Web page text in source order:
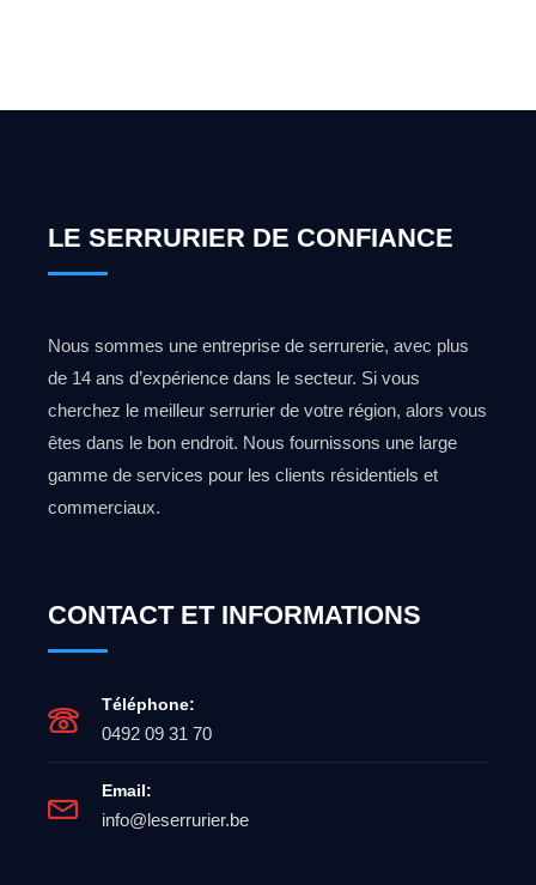
LE SERRURIER DE CONFIANCE
Nous sommes une entreprise de serrurerie, avec plus
de 14 ans d’expérience dans le secteur. Si vous
cherchez le meilleur serrurier de votre région, alors vous
êtes dans le bon endroit. Nous fournissons une large
gamme de services pour les clients résidentiels et
commerciaux.
CONTACT ET INFORMATIONS
Téléphone:
0492 09 31 70
Email:
info@leserrurier.be